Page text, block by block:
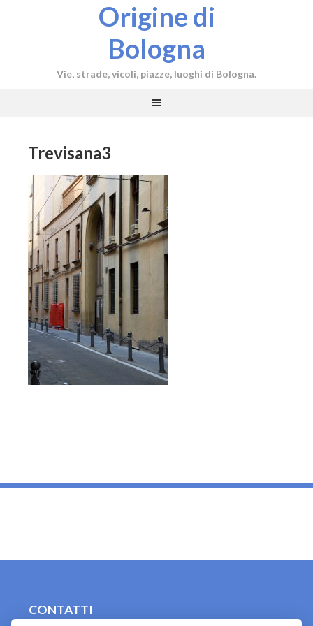
Origine di
Bologna
Vie, strade, vicoli, piazze, luoghi di Bologna.
Trevisana3
CONTATTI